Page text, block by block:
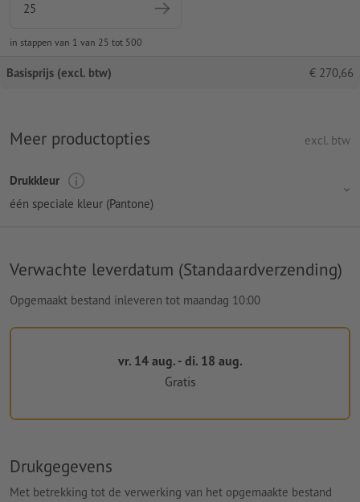
in stappen van 1 van 25 tot 500
Basisprijs (excl. btw) € 270,66
Meer productopties excl. btw
Drukkleur
één speciale kleur (Pantone)
Verwachte leverdatum (Standaardverzending)
Opgemaakt bestand inleveren tot maandag 10:00
vr. 14 aug. - di. 18 aug.
Gratis
Drukgegevens
Met betrekking tot de verwerking van het opgemaakte bestand